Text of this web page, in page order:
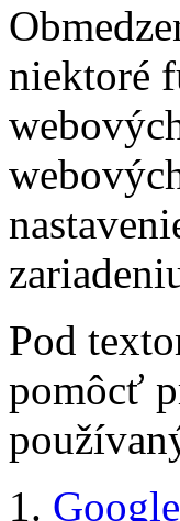
niektoré
Pod
pomôcť